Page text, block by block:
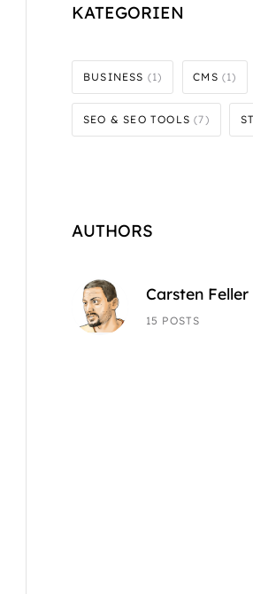
KATEGORIEN
BUSINESS (1) CMS(1)
SEO & SEO TOOLS(7)
AUTHORS
Carsten Feller
15 POSTS